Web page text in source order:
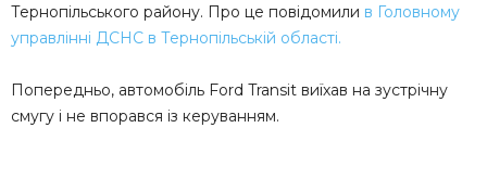
Тернопільського району. Про це повідомили в Головному
управлінні ДСНС в Тернопільській області.
Попередньо, автомобіль Ford Transit виїхав на зустрічну
смугу і не впорався із керуванням.